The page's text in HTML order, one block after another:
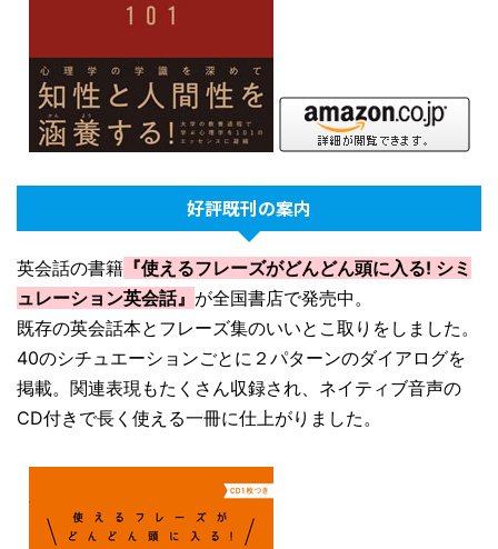
好評既刊の案内
英会話の書籍 『使えるフレーズがどんどん頭に入る! シミ
ュレーション英会話』 が全国書店で発売中。
既存の英会話本とフレーズ集のいいとこ取りをしました。
40のシチュエーションごとに２パターンのダイアログを
掲載。関連表現もたくさん収録され、ネイティブ音声の
CD付きで長く使える一冊に仕上がりました。